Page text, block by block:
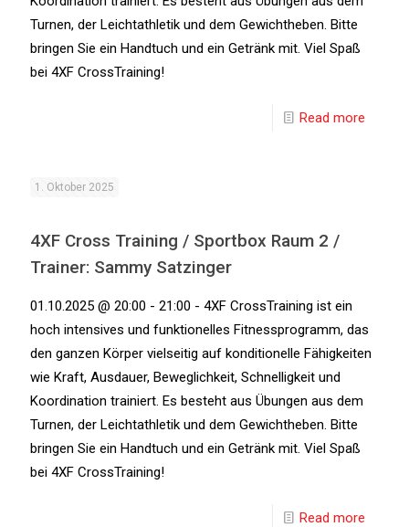
Turnen, der Leichtathletik und dem Gewichtheben. Bitte
bringen Sie ein Handtuch und ein Getränk mit. Viel Spaß
bei 4XF CrossTraining!
Read more
1. Oktober 2025
4XF Cross Training / Sportbox Raum 2 /
Trainer: Sammy Satzinger
01.10.2025 @ 20:00 - 21:00 - 4XF CrossTraining ist ein
hoch intensives und funktionelles Fitnessprogramm, das
den ganzen Körper vielseitig auf konditionelle Fähigkeiten
wie Kraft, Ausdauer, Beweglichkeit, Schnelligkeit und
Koordination trainiert. Es besteht aus Übungen aus dem
Turnen, der Leichtathletik und dem Gewichtheben. Bitte
bringen Sie ein Handtuch und ein Getränk mit. Viel Spaß
bei 4XF CrossTraining!
Read more